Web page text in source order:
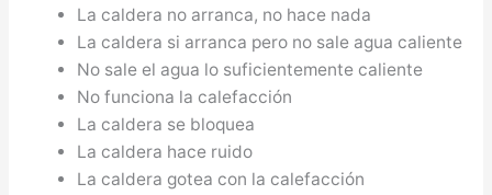
La caldera no arranca, no hace nada
La caldera si arranca pero no sale agua caliente
No sale el agua lo suficientemente caliente
No funciona la calefacción
La caldera se bloquea
La caldera hace ruido
La caldera gotea con la calefacción